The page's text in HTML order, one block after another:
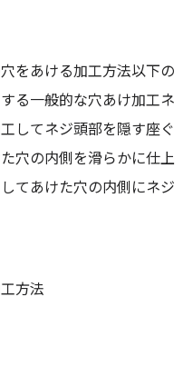
をあける加工方法以下の
る一般的な穴あけ加工ネ
してネジ頭部を隠す座ぐ
穴の内側を滑らかに仕上
てあけた穴の内側にネジ
方法